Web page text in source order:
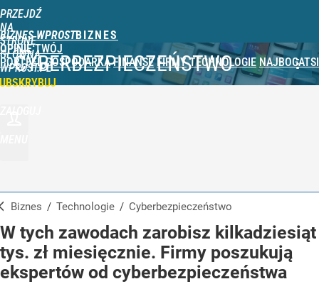
PRZEJDŹ
NA
STRONĘ
GŁÓWNĄ
WPROST.PL
BIZNES WPROST
OPINIE TWÓJ
PORTFEL GOSPODARKA FINANSE FIRMY TECHNOLOGIE NAJBOGATSI
CYBERBEZPIECZEŃSTWO
Biznes / Technologie / Cyberbezpieczeństwo
W tych zawodach zarobisz kilkadziesiąt
tys. zł miesięcznie. Firmy poszukują
ekspertów od cyberbezpieczeństwa